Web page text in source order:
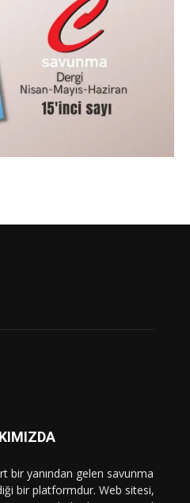
bir yanından gelen savunma
bir platformdur. Web sitesi,